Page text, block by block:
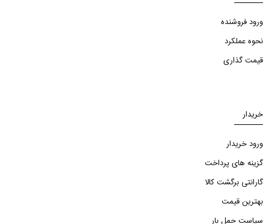
ورود فروشنده
نحوه عملکرد
قیمت گذاری
خریدار
ورود خریدار
گزینه های پرداخت
گارانتی برگشت کالا
بهترین قیمت
سیاست حمل بار